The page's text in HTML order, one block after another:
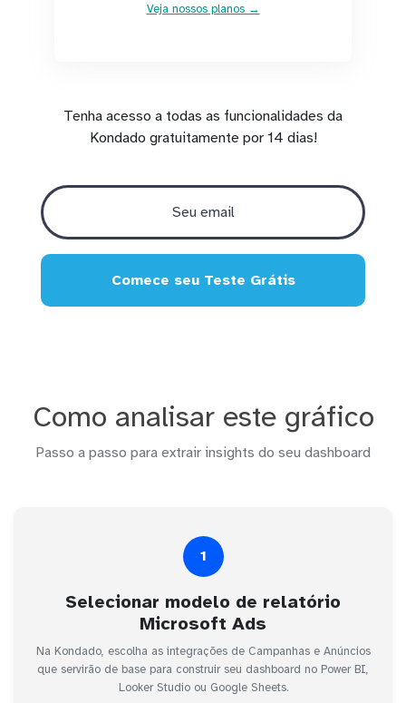
Veja nossos planos →
Tenha acesso a todas as funcionalidades da
Kondado gratuitamente por 14 dias!
Comece seu Teste Grátis
Como analisar este gráfico
Passo a passo para extrair insights do seu dashboard
1
Selecionar modelo de relatório
Microsoft Ads
Na Kondado, escolha as integrações de Campanhas e Anúncios
que servirão de base para construir seu dashboard no Power BI,
Looker Studio ou Google Sheets.